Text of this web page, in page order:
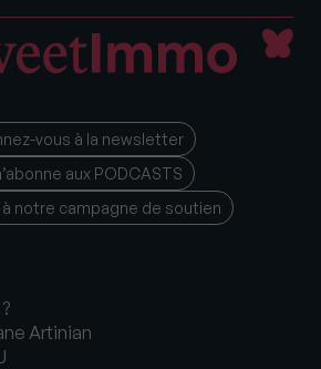
vous à la newsletter
aux PODCASTS
notre campagne de soutien
Artinian